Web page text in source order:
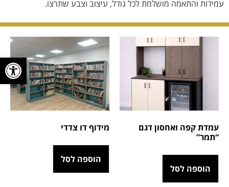
פתח
עמידות והתאמה מושלמת לכל גודל, עיצוב וצבע שתרצו.
עמדת קפה ואחסון דגם
“תמר”
הוספה לסל
מידוף דו צדדי
הוספה לסל